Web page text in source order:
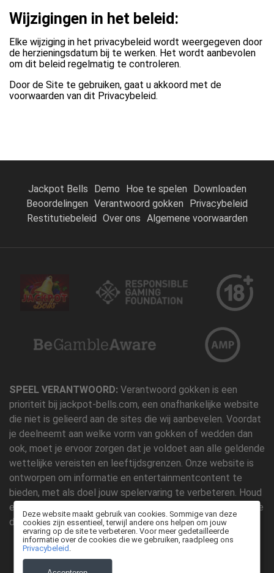
Wijzigingen in het beleid:
Elke wijziging in het privacybeleid wordt weergegeven door
de herzieningsdatum bij te werken. Het wordt aanbevolen
om dit beleid regelmatig te controleren.
Door de Site te gebruiken, gaat u akkoord met de
voorwaarden van dit Privacybeleid.
Jackpot Bells Demo Hoe te spelen
Downloaden
Beoordelingen Verantwoord gokken
Privacybeleid
Restitutiebeleid Over ons Algemene voorwaarden
SPEEL VERANTWOORD: Verantwoord gokken is een
prioriteit bij jackpot-bells.com, een onafhankelijke website
die niet is gelieerd aan de sites die wij aanbevelen. Voordat
je deelneemt aan welke vorm van gokken of wedden dan
ook, moet je ervoor zorgen dat je voldoet aan alle geldende
wettelijke vereisten en leeftijdsgrenzen. Onze website is
ontworpen om informatie en entertainmentcontent te
bieden, met als doel jouw spelervaring te verbeteren. Houd
er rekening mee dat elke link waarop je op onze site klikt, je
doorverwijst naar de betreffende bestemmingswebsites.
Deze website maakt gebruik van cookies. Sommige van deze
cookies zijn essentieel, terwijl andere ons helpen om jouw
ervaring op de site te verbeteren. Voor meer gedetailleerde
informatie over de cookies die we gebruiken, raadpleeg ons
Privacybeleid .